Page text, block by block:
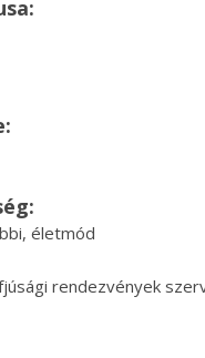
életmód
rendezvények